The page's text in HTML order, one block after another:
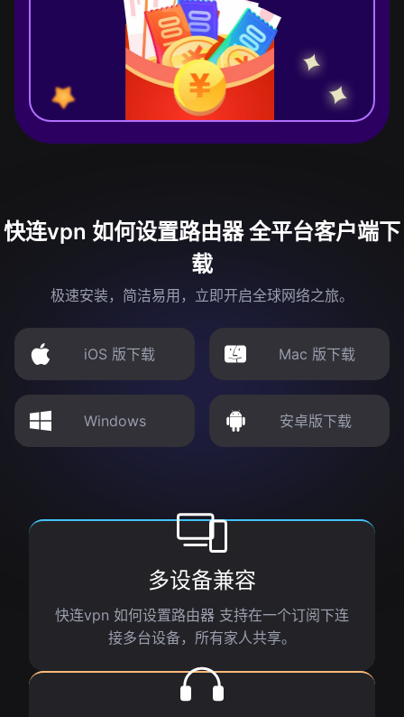
快连vpn 如何设置路由器 全平台客户端下
载
极速安装，简洁易用，立即开启全球网络之旅。
iOS 版下载 Mac 版下载
Windows 安卓版下载
多设备兼容
快连vpn 如何设置路由器 支持在一个订阅下连
接多台设备，所有家人共享。